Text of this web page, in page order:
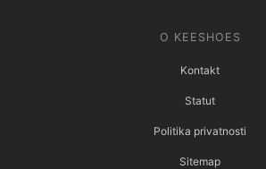
O KEESHOES
Kontakt
Statut
Politika privatnosti
Sitemap